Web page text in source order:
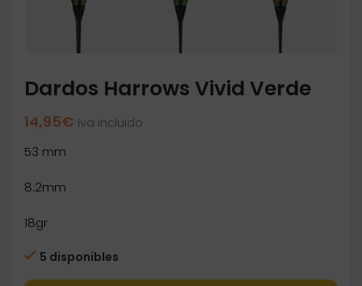
Dardos Harrows Vivid Verde
14,95€ Iva incluido
53 mm
8.2mm
18gr
5 disponibles